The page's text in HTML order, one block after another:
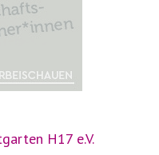
H17 e.V.